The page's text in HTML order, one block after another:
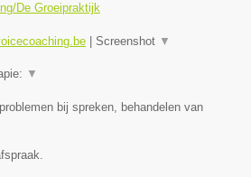
De Groeipraktijk
Screenshot ▼
▼
bij spreken, behandelen van